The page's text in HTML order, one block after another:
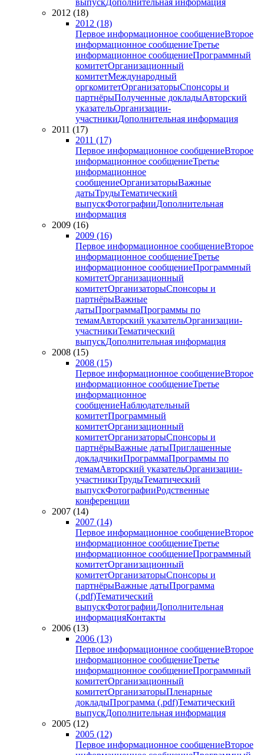
выпускДополнительная информация
2012 (18)
2012 (18)
Первое информационное сообщениеВторое
информационное сообщениеТретье
информационное сообщениеПрограммный
комитетОрганизационный
комитетМеждународный
оргкомитетОрганизаторыСпонсоры и
партнёрыПолученные докладыАвторский
указательОрганизации-
участникиДополнительная информация
2011 (17)
2011 (17)
Первое информационное сообщениеВторое
информационное сообщениеТретье
информационное
сообщениеОрганизаторыВажные
датыТрудыТематический
выпускФотографииДополнительная
информация
2009 (16)
2009 (16)
Первое информационное сообщениеВторое
информационное сообщениеТретье
информационное сообщениеПрограммный
комитетОрганизационный
комитетОрганизаторыСпонсоры и
партнёрыВажные
датыПрограммаПрограммы по
темамАвторский указательОрганизации-
участникиТематический
выпускДополнительная информация
2008 (15)
2008 (15)
Первое информационное сообщениеВторое
информационное сообщениеТретье
информационное
сообщениеНаблюдательный
комитетПрограммный
комитетОрганизационный
комитетОрганизаторыСпонсоры и
партнёрыВажные датыПриглашенные
докладчикиПрограммаПрограммы по
темамАвторский указательОрганизации-
участникиТрудыТематический
выпускФотографииРодственные
конференции
2007 (14)
2007 (14)
Первое информационное сообщениеВторое
информационное сообщениеТретье
информационное сообщениеПрограммный
комитетОрганизационный
комитетОрганизаторыСпонсоры и
партнёрыВажные датыПрограмма
(.pdf)Тематический
выпускФотографииДополнительная
информацияКонтакты
2006 (13)
2006 (13)
Первое информационное сообщениеВторое
информационное сообщениеТретье
информационное сообщениеПрограммный
комитетОрганизационный
комитетОрганизаторыПленарные
докладыПрограмма (.pdf)Тематический
выпускДополнительная информация
2005 (12)
2005 (12)
Первое информационное сообщениеВторое